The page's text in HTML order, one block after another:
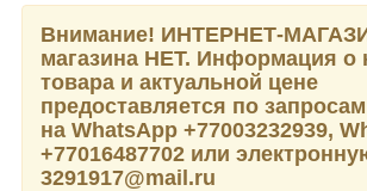
Внимание! ИНТЕРНЕТ-
магазина НЕТ. Информация о
товара и актуальной цене
предоставляется по запросам
на WhatsApp +77003232939,
+77016487702 или
3291917@mail.ru